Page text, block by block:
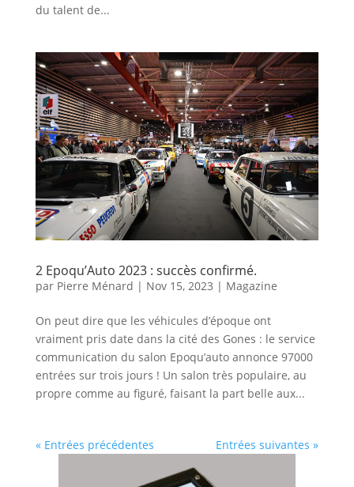
du talent de...
2 Epoqu’Auto 2023 : succès confirmé.
par Pierre Ménard | Nov 15, 2023 | Magazine
On peut dire que les véhicules d’époque ont
vraiment pris date dans la cité des Gones : le service
communication du salon Epoqu’auto annonce 97000
entrées sur trois jours ! Un salon très populaire, au
propre comme au figuré, faisant la part belle aux...
« Entrées précédentes Entrées suivantes »